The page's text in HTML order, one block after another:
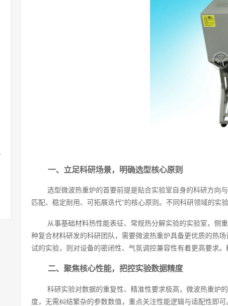
一、立足科研场景，明确选型核心原则
选型微波热重炉的首要前提是贴合实验室自身的科研方向
匹配、稳定耐用、可拓展迭代”的核心原则。不同科研领域的实
从事基础材料热性能表征、常规热分解实验的实验室，侧
种复合材料研发的科研团队，需要微波热重炉具备更优质的热
试的实验，则对设备的密闭性、气氛调控兼容性有着更高要求
二、聚焦核心性能，把控实验数据精度
科研实验对数据的重复性、精准性要求极高，微波热重炉
度，无需纠结繁杂的参数数值，重点关注性能逻辑与适配性即可